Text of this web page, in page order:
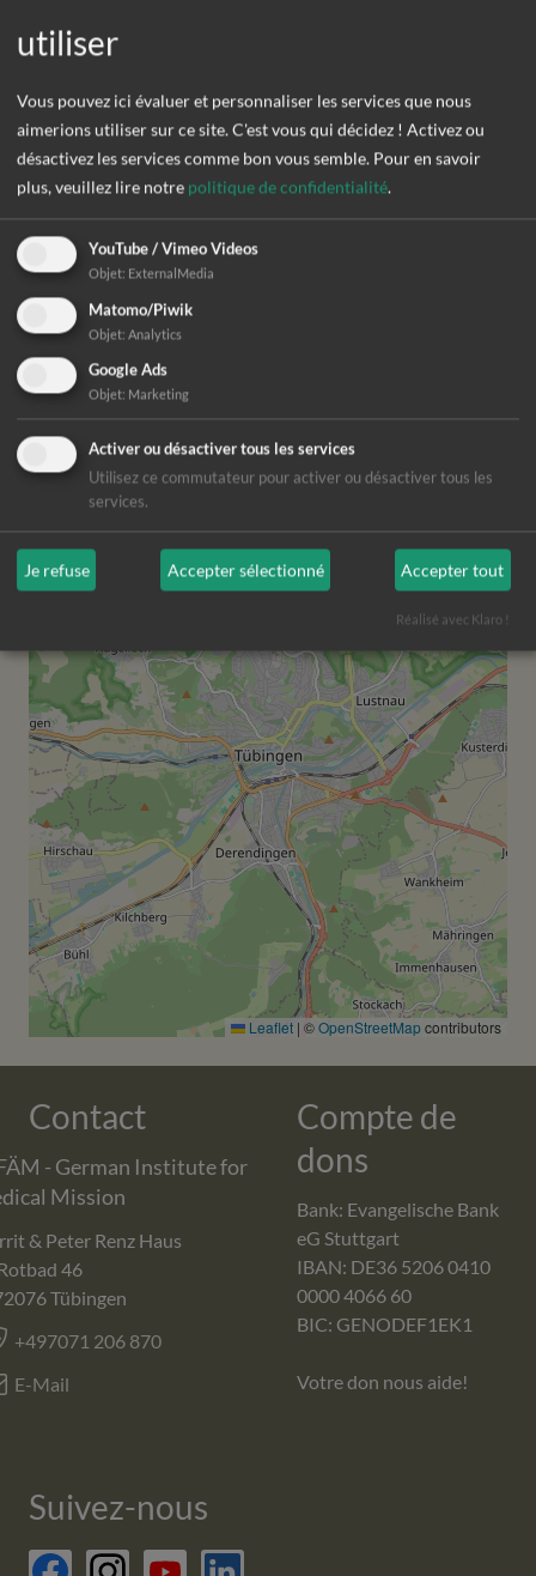
+49 (0)7071 206-811
info(at)difaem.de
www.difaem.de
Vous pouvez nous
trouver ici
+
Leaflet | ©OpenStreetMapcontributors
Contact
- German Institute for
Mission
& Peter Renz Haus
46
Tübingen
+497071 206 870
E-Mail
Compte de
dons
Bank: Evangelische Bank
eG Stuttgart
IBAN: DE36 5206 0410
0000 4066 60
BIC: GENODEF1EK1
Votre don nous aide!
Suivez-nous
utiliser
Vous pouvez ici évaluer et personnaliser les services que nous
aimerions utiliser sur ce site. C'est vous qui décidez ! Activez ou
désactivez les services comme bon vous semble. Pour en savoir
plus, veuillez lire notre politique de confidentialité.
YouTube / Vimeo Videos
Objet: ExternalMedia
Matomo/Piwik
Objet: Analytics
Google Ads
Objet: Marketing
Activer ou désactiver tous les services
Utilisez ce commutateur pour activer ou désactiver tous les
services.
Je refuse Accepter sélectionné Accepter tout
Réalisé avec Klaro !